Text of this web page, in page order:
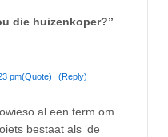
die huizenkoper?”
pm(Quote) (Reply)
al een term om
bestaat als ‘de